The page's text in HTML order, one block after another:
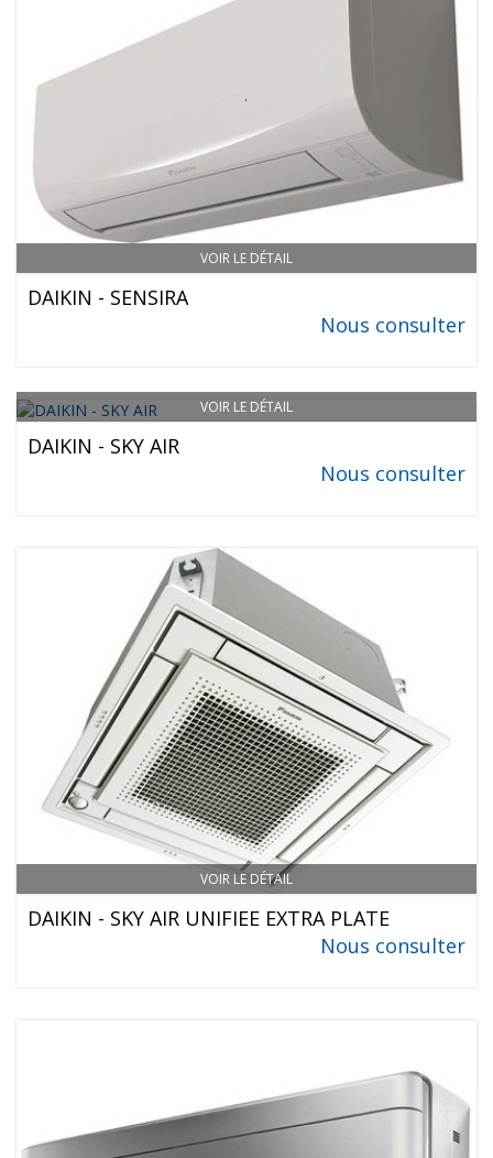
VOIR LE DÉTAIL
DAIKIN - SENSIRA
Nous consulter
VOIR LE DÉTAIL
DAIKIN - SKY AIR
Nous consulter
VOIR LE DÉTAIL
DAIKIN - SKY AIR UNIFIEE EXTRA PLATE
Nous consulter